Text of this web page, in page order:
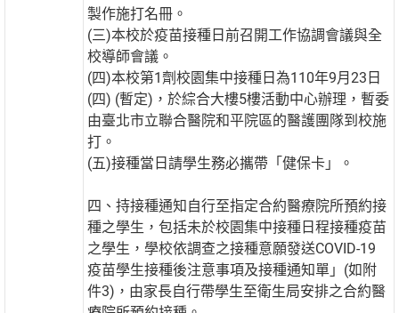
製作施打名冊。
(三)本校於疫苗接種日前召開工作協調會議與全
校導師會議。
(四)本校第1劑校園集中接種日為110年9月23日
(四) (暫定)，於綜合大樓5樓活動中心辦理，暫委
由臺北市立聯合醫院和平院區的醫護團隊到校施
打。
(五)接種當日請學生務必攜帶「健保卡」。
四、持接種通知自行至指定合約醫療院所預約接
種之學生，包括未於校園集中接種日程接種疫苗
之學生，學校依調查之接種意願發送COVID-19
疫苗學生接種後注意事項及接種通知單」(如附
件3)，由家長自行帶學生至衛生局安排之合約醫